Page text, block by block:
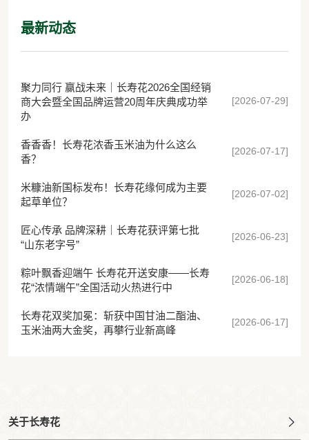
最新动态
聚力同行 赢战未来｜长寿花2026全国经销
商大会暨全国品牌运营20周年庆典成功举
办
[2026-07-29]
香香香！长寿花浓香玉米油为什么这么
香？
[2026-07-17]
米糠油新国标发布！长寿花缘何成为主要
起草单位？
[2026-07-02]
匠心传承 品牌深耕｜长寿花获评第七批
“山东老字号”
[2026-06-23]
粽叶飘香迎端午 长寿花开送安康——长寿
花“浓情端午”全国活动火热进行中
[2026-06-18]
长寿花双奖加冕：斩获中国甘油二酯油、
玉米油两大金奖，再攀行业新高峰
[2026-06-17]
关于长寿花